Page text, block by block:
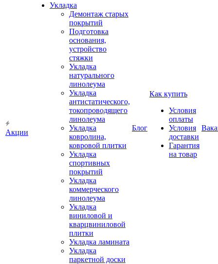
Акции
Укладка
Демонтаж старых
покрытий
Подготовка
основания,
устройство
стяжки
Укладка
натурального
линолеума
Укладка
антистатического,
токопроводящего
линолеума
Укладка
ковролина,
ковровой плитки
Укладка
спортивных
покрытий
Укладка
коммерческого
линолеума
Укладка
виниловой и
кварцвиниловой
плитки
Укладка ламината
Укладка
паркетной доски
Блог
Как купить
Условия
оплаты
Условия
доставки
Гарантия
на товар